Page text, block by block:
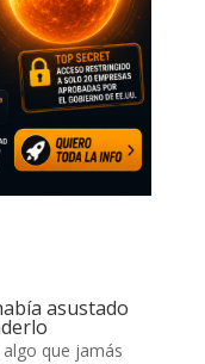
asustado
que jamás